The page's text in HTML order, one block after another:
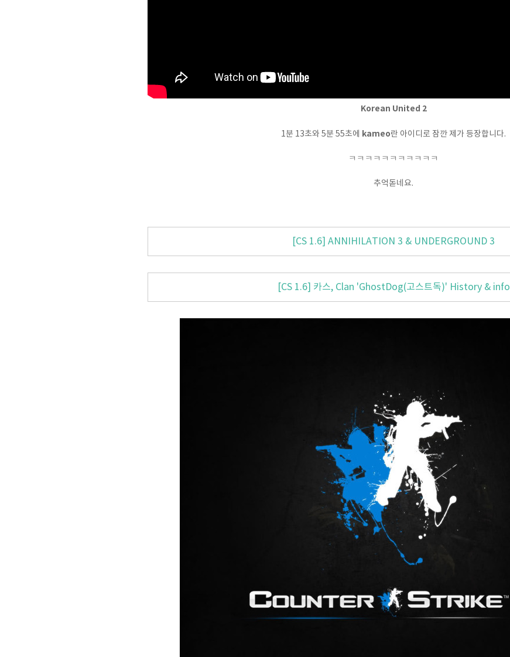
Korean United 2
1분 13초와 5분 55초에 kameo란 아이디로 잠깐 제가 등장합니다.
ㅋㅋㅋㅋㅋㅋㅋㅋㅋㅋㅋ
추억돋네요.
[CS 1.6] ANNIHILATION 3 & UNDERGROUND 3
[CS 1.6] 카스, Clan 'GhostDog(고스트독)' History & info